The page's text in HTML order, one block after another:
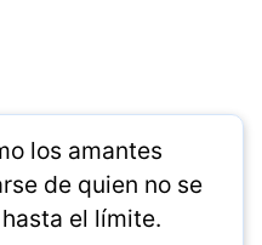
los amantes
de quien no se
el límite.